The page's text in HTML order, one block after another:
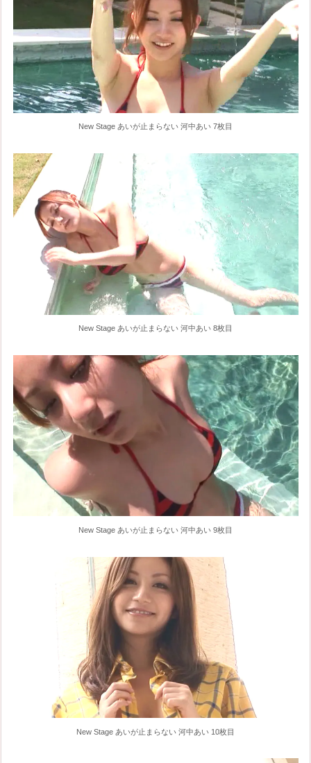
New Stage あいが止まらない 河中あい 7枚目
New Stage あいが止まらない 河中あい 8枚目
New Stage あいが止まらない 河中あい 9枚目
New Stage あいが止まらない 河中あい 10枚目